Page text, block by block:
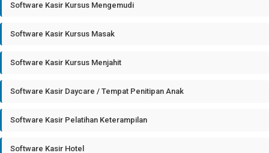
Software Kasir Kursus Mengemudi
Software Kasir Kursus Masak
Software Kasir Kursus Menjahit
Software Kasir Daycare / Tempat Penitipan Anak
Software Kasir Pelatihan Keterampilan
Software Kasir Hotel